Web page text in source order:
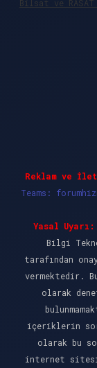
Bilsat ve
Reklam ve
Teams:
Yasal Uyarı:
Bilgi
tarafından
vermektedir.
olarak
içeriklerin
olarak bu
internet